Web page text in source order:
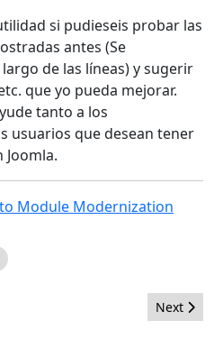
si pudieseis probar las
antes (Se
de las líneas) y sugerir
que yo pueda mejorar.
tanto a los
usuarios que desean tener
Module Modernization
siendo nuestro mejor amigo
Next
Next